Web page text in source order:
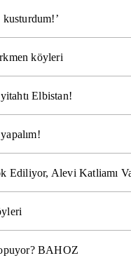
köyleri
Elbistan!
Ediliyor, Alevi Katliamı
BAHOZ